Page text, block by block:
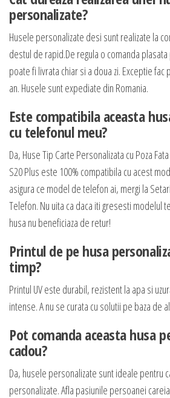
personalizate?
Husele personalizate desi sunt realizate la
destul de rapid.De regula o comanda
poate fi livrata chiar si a doua zi. Exceptie
an. Husele sunt expediate din Romania.
Este compatibila aceasta
cu telefonul meu?
Da, Huse Tip Carte Personalizata cu Poza
S20 Plus este 100% compatibila cu acest
asigura ce model de telefon ai, mergi la
Telefon. Nu uita ca daca iti gresesti modelul
husa nu beneficiaza de retur!
Printul de pe husa
timp?
Printul UV este durabil, rezistent la apa si
intense. A nu se curata cu solutii pe baza de
Pot comanda aceasta husa
cadou?
Da, husele personalizate sunt ideale pentru
personalizate. Afla pasiunile persoanei